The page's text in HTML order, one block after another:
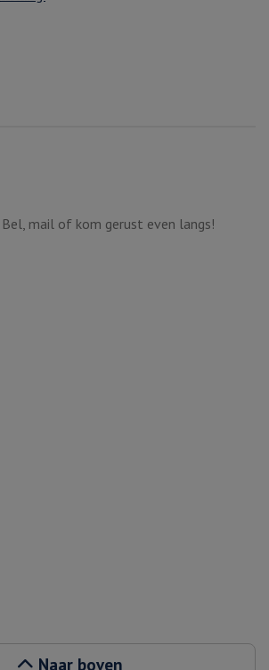
mail of kom gerust even langs!
Facebook
Naar boven